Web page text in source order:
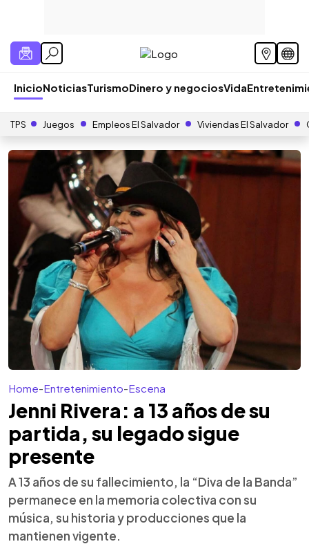
InicioNoticiasTurismoDinero y negociosVida
TPS Juegos Empleos El Salvador Viviendas El Salvador
Home-Entretenimiento-Escena
Jenni Rivera: a 13 años de su
partida, su legado sigue
presente
A 13 años de su fallecimiento, la “Diva de la Banda”
permanece en la memoria colectiva con su
música, su historia y producciones que la
mantienen vigente.